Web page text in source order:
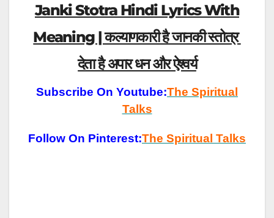
Janki Stotra Hindi Lyrics With
Meaning | कल्याणकारी है जानकी स्तोत्र
देता है अपार धन और ऐश्वर्य
Subscribe On Youtube:The Spiritual
Talks
Follow On Pinterest:The Spiritual Talks